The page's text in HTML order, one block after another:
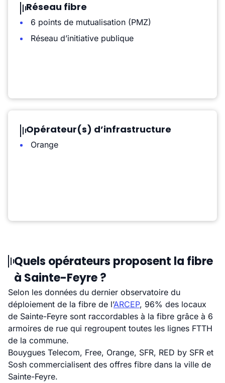
Réseau fibre
6 points de mutualisation (PMZ)
Réseau d’initiative publique
Opérateur(s) d’infrastructure
Orange
Quels opérateurs proposent la fibre
à Sainte-Feyre ?
Selon les données du dernier observatoire du
déploiement de la fibre de l’ARCEP, 96% des locaux
de Sainte-Feyre sont raccordables à la fibre grâce à 6
armoires de rue qui regroupent toutes les lignes FTTH
de la commune.
Bouygues Telecom, Free, Orange, SFR, RED by SFR et
Sosh commercialisent des offres fibre dans la ville de
Sainte-Feyre.